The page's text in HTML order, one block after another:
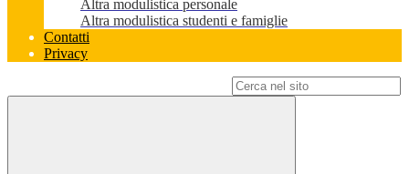
Altra modulistica personale
Altra modulistica studenti e famiglie
Contatti
Privacy